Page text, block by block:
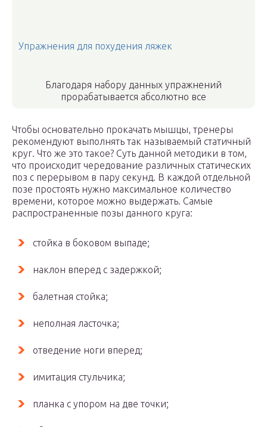
Упражнения для похудения ляжек
Благодаря набору данных упражнений
прорабатывается абсолютно все
Чтобы основательно прокачать мышцы, тренеры
рекомендуют выполнять так называемый статичный
круг. Что же это такое? Суть данной методики в том,
что происходит чередование различных статических
поз с перерывом в пару секунд. В каждой отдельной
позе простоять нужно максимальное количество
времени, которое можно выдержать. Самые
распространенные позы данного круга:
стойка в боковом выпаде;
наклон вперед с задержкой;
балетная стойка;
неполная ласточка;
отведение ноги вперед;
имитация стульчика;
планка с упором на две точки;